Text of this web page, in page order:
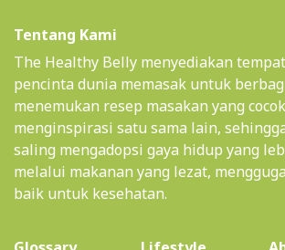
Tentang Kami
The Healthy Belly menyediakan
pencinta dunia memasak untuk
menemukan resep masakan yang
menginspirasi satu sama lain,
saling mengadopsi gaya hidup yang
melalui makanan yang lezat,
baik untuk kesehatan.